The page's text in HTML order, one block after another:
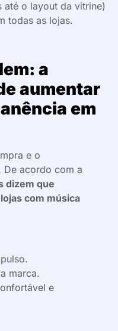
até o layout da vitrine)
todas as lojas.
a
aumentar
em
e o
De acordo com a
dizem que
com música
marca.
e